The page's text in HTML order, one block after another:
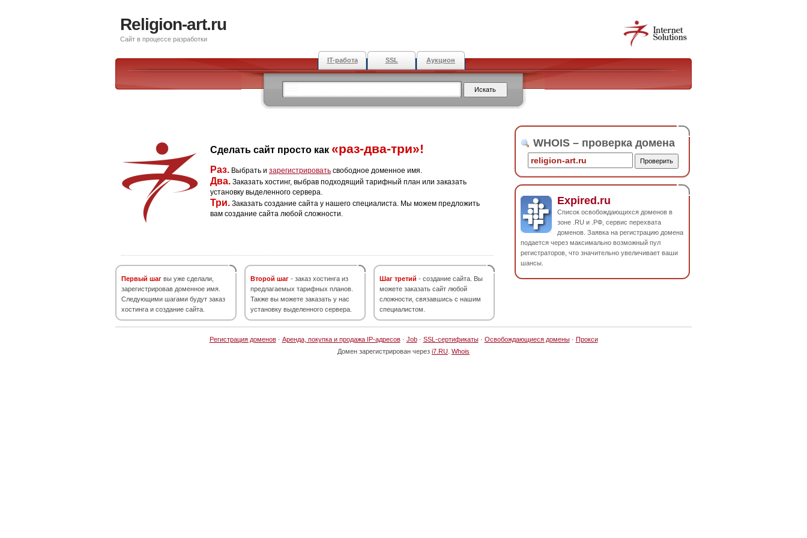
Religion-art.ru
Сайт в процессе разработки
IT-работа SSL Аукцион
Сделать сайт просто как «раз-два-три»!
Раз. Выбрать и зарегистрировать свободное доменное имя.
Два. Заказать хостинг, выбрав подходящий тарифный план или заказать
установку выделенного сервера.
Три. Заказать создание сайта у нашего специалиста. Мы можем предложить
вам создание сайта любой сложности.
Первый шаг вы уже сделали,
зарегистрировав доменное имя.
Следующими шагами будут заказ
хостинга и создание сайта.
Второй шаг - заказ хостинга из
предлагаемых тарифных планов.
Также вы можете заказать у нас
установку выделенного сервера.
Шаг третий - создание сайта. Вы
можете заказать сайт любой
сложности, связавшись с нашим
специалистом.
WHOIS – проверка домена
Expired.ru
Список освобождающихся доменов в
зоне .RU и .РФ, сервис перехвата
доменов. Заявка на регистрацию домена
подается через максимально возможный пул
регистраторов, что значительно увеличивает ваши
шансы.
Регистрация доменов· Аренда, покупка и продажа IP-адресов· Job· SSL-сертификаты· Освобождающиеся домены· Прокси
Домен зарегистрирован через i7.RU Whois